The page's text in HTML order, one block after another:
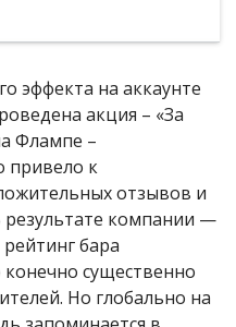
эффекта на аккаунте
акция – «За
Флампе –
к
отзывов и
результате компании —
бара
конечно существенно
Но глобально на